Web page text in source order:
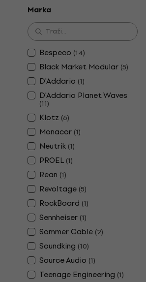
Marka
Bespeco (14)
Black Market Modular (5)
D'Addario (1)
D'Addario Planet Waves
(11)
Klotz (6)
Monacor (1)
Neutrik (1)
PROEL (1)
Rean (1)
Revoltage (5)
RockBoard (1)
Sennheiser (1)
Sommer Cable (2)
Soundking (10)
Source Audio (1)
Teenage Engineering (1)